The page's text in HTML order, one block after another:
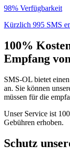
98% Verfügbarkeit
Kürzlich 995 SMS
100%
Empfang
SMS-OL bietet
an. Sie können
müssen für die
Unser Service ist
Gebühren erhoben.
Schutz